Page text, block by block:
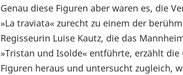
Genau diese Figuren aber waren es, die
»La traviata« zurecht zu einem der
Regisseurin Luise Kautz, die das
»Tristan und Isolde« entführte, erzählt die
Figuren heraus und untersucht zugleich,